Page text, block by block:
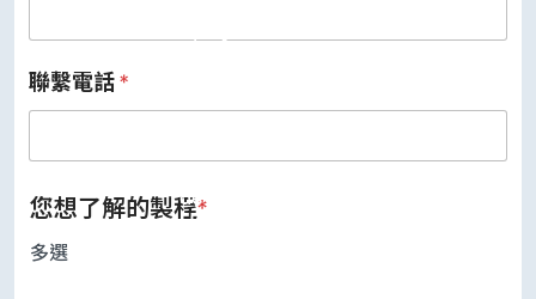
UniPro Controller 2.0 (host /
device)
UniPro Controller 1.8 (host /
聯繫電話*
您想了解的製程*
多選